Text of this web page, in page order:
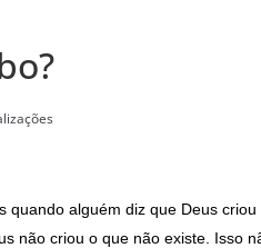
quando alguém diz que Deus
não criou o que não existe. Isso